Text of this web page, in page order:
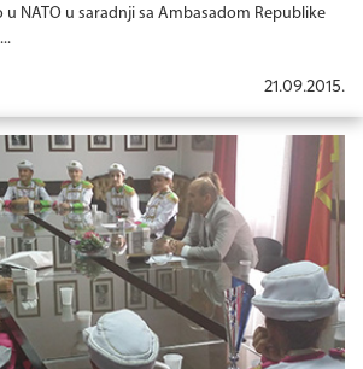
u NATO u saradnji sa Ambasadom Republike
21.09.2015.